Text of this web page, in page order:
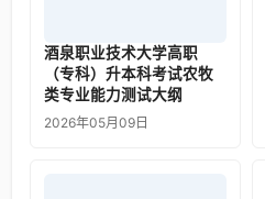
酒泉职业技术大学高职
（专科）升本科考试农牧
类专业能力测试大纲
2026年05月09日